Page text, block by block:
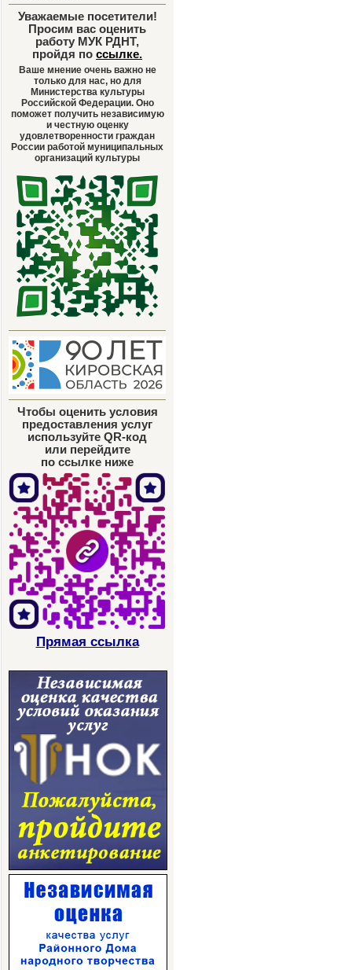
Уважаемые посетители!
Просим вас оценить
работу МУК РДНТ,
пройдя по ссылке.
Ваше мнение очень важно не
только для нас, но для
Министерства культуры
Российской Федерации. Оно
поможет получить независимую
и честную оценку
удовлетворенности граждан
России работой муниципальных
организаций культуры
Чтобы оценить условия
предоставления услуг
используйте QR-код
или перейдите
по ссылке ниже
Прямая ссылка